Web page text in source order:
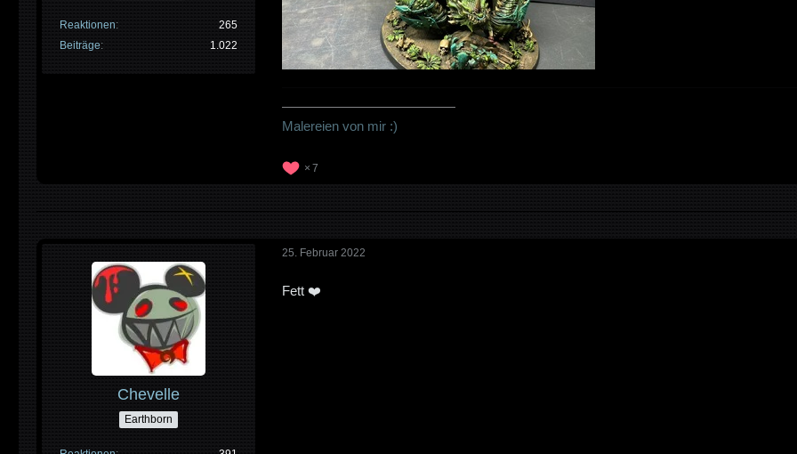
Reaktionen
265
Beiträge
1.022
—————————————
Malereien von mir :)
7
Chevelle
Earthborn
25. Februar 2022
Fett ❤️